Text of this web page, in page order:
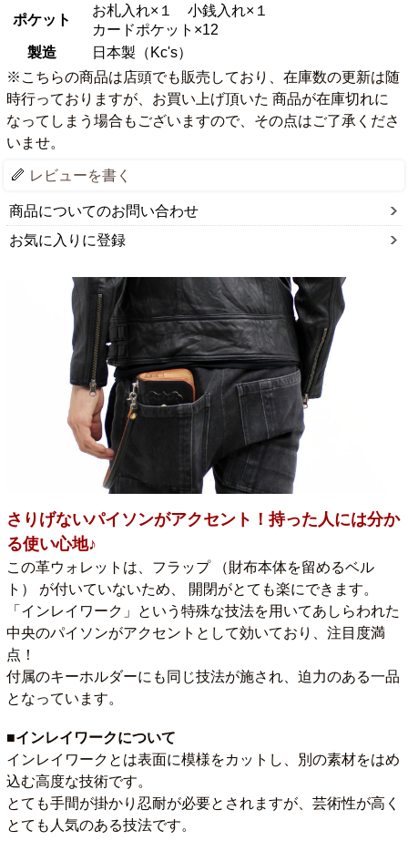
ポケット
お札入れ×１ 小銭入れ×１
カードポケット×12
製造
日本製（Kc's）
※こちらの商品は店頭でも販売しており、在庫数の更新は随
時行っておりますが、お買い上げ頂いた 商品が在庫切れに
なってしまう場合もございますので、その点はご了承くださ
いませ。
レビューを書く
商品についてのお問い合わせ
お気に入りに登録
さりげないパイソンがアクセント！持った人には分か
る使い心地♪
この革ウォレットは、フラップ （財布本体を留めるベル
ト） が付いていないため、 開閉がとても楽にできます。
「インレイワーク」という特殊な技法を用いてあしらわれた
中央のパイソンがアクセントとして効いており、注目度満
点！
付属のキーホルダーにも同じ技法が施され、迫力のある一品
となっています。
■インレイワークについて
インレイワークとは表面に模様をカットし、別の素材をはめ
込む高度な技術です。
とても手間が掛かり忍耐が必要とされますが、芸術性が高く
とても人気のある技法です。